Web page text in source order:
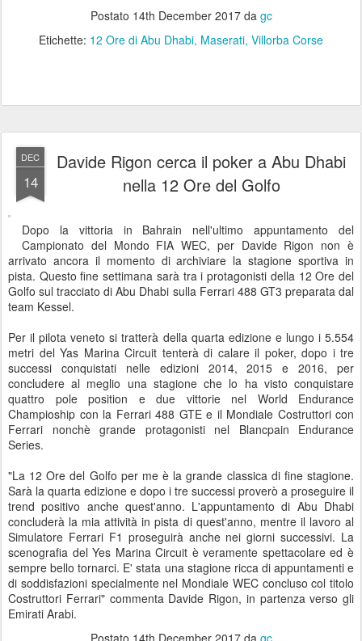
Postato 14th December 2017da gc
Etichette: 12 Ore di Abu Dhabi Maserati Villorba Corse
DEC
14
Davide Rigon cerca il poker a Abu Dhabi
nella 12 Ore del Golfo
Dopo la vittoria in Bahrain nell'ultimo appuntamento del
Campionato del Mondo FIA WEC, per Davide Rigon non è
arrivato ancora il momento di archiviare la stagione sportiva in
pista. Questo fine settimana sarà tra i protagonisti della 12 Ore del
Golfo sul tracciato di Abu Dhabi sulla Ferrari 488 GT3 preparata dal
team Kessel.
Per il pilota veneto si tratterà della quarta edizione e lungo i 5.554
metri del Yas Marina Circuit tenterà di calare il poker, dopo i tre
successi conquistati nelle edizioni 2014, 2015 e 2016, per
concludere al meglio una stagione che lo ha visto conquistare
quattro pole position e due vittorie nel World Endurance
Champioship con la Ferrari 488 GTE e il Mondiale Costruttori con
Ferrari nonchè grande protagonisti nel Blancpain Endurance
Series.
"La 12 Ore del Golfo per me è la grande classica di fine stagione.
Sarà la quarta edizione e dopo i tre successi proverò a proseguire il
trend positivo anche quest'anno. L'appuntamento di Abu Dhabi
concluderà la mia attività in pista di quest'anno, mentre il lavoro al
Simulatore Ferrari F1 proseguirà anche nei giorni successivi. La
scenografia del Yes Marina Circuit è veramente spettacolare ed è
sempre bello tornarci. E' stata una stagione ricca di appuntamenti e
di soddisfazioni specialmente nel Mondiale WEC concluso col titolo
Costruttori Ferrari" commenta Davide Rigon, in partenza verso gli
Emirati Arabi.
Postato 14th December 2017da gc